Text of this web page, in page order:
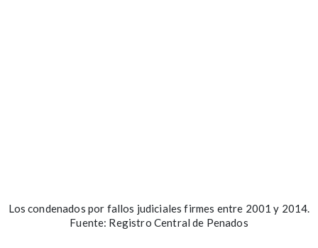
Los condenados por fallos judiciales firmes entre 2001 y 2014.
Fuente: Registro Central de Penados